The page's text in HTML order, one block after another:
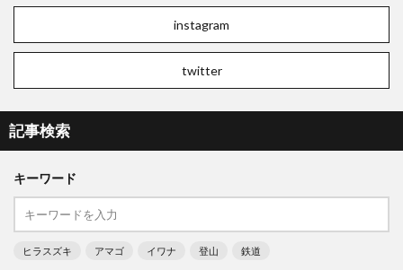
instagram
twitter
記事検索
キーワード
ヒラスズキ アマゴ イワナ 登山 鉄道